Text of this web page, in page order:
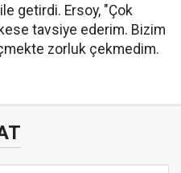
getirdi. Ersoy, "Çok
tavsiye ederim. Bizim
zorluk çekmedim.